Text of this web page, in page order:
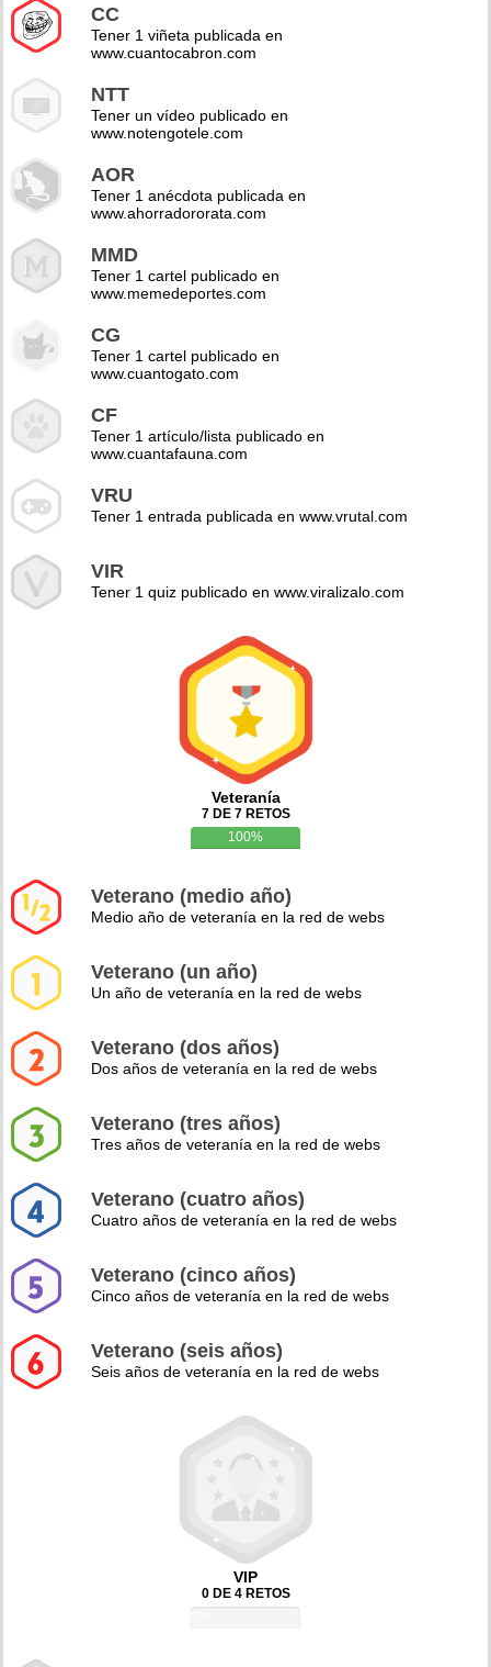
CC
Tener 1 viñeta publicada en
www.cuantocabron.com
NTT
Tener un vídeo publicado en
www.notengotele.com
AOR
Tener 1 anécdota publicada en
www.ahorradororata.com
MMD
Tener 1 cartel publicado en
www.memedeportes.com
CG
Tener 1 cartel publicado en
www.cuantogato.com
CF
Tener 1 artículo/lista publicado en
www.cuantafauna.com
VRU
Tener 1 entrada publicada en www.vrutal.com
VIR
Tener 1 quiz publicado en www.viralizalo.com
Veteranía
7 DE 7 RETOS
100%
Veterano (medio año)
Medio año de veteranía en la red de webs
Veterano (un año)
Un año de veteranía en la red de webs
Veterano (dos años)
Dos años de veteranía en la red de webs
Veterano (tres años)
Tres años de veteranía en la red de webs
Veterano (cuatro años)
Cuatro años de veteranía en la red de webs
Veterano (cinco años)
Cinco años de veteranía en la red de webs
Veterano (seis años)
Seis años de veteranía en la red de webs
VIP
0 DE 4 RETOS